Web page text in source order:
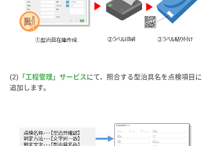
(2) 「工程管理」サービスにて、照合する型治具名を点検項目に